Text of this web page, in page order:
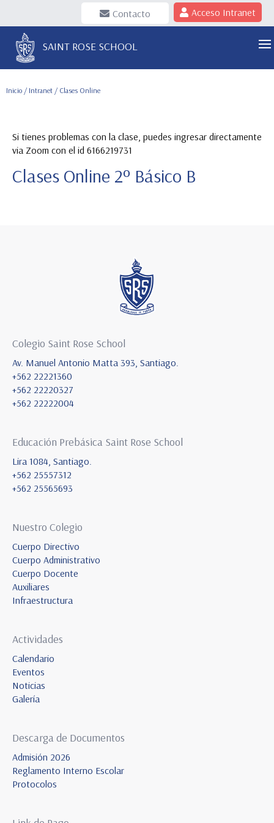
Contacto Acceso Intranet
SAINT ROSE SCHOOL
Inicio / Intranet / Clases Online
Si tienes problemas con la clase, puedes ingresar directamente
via Zoom con el id 6166219731
Clases Online 2º Básico B
Colegio Saint Rose School
Av. Manuel Antonio Matta 393, Santiago.
+562 22221360
+562 22220327
+562 22222004
Educación Prebásica Saint Rose School
Lira 1084, Santiago.
+562 25557312
+562 25565693
Nuestro Colegio
Cuerpo Directivo
Cuerpo Administrativo
Cuerpo Docente
Auxiliares
Infraestructura
Actividades
Calendario
Eventos
Noticias
Galería
Descarga de Documentos
Admisión 2026
Reglamento Interno Escolar
Protocolos